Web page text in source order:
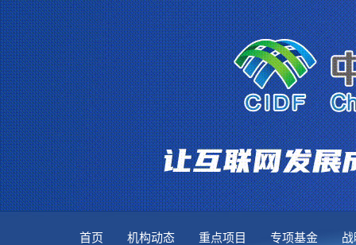
首页 机构动态 重点项目 专项基金